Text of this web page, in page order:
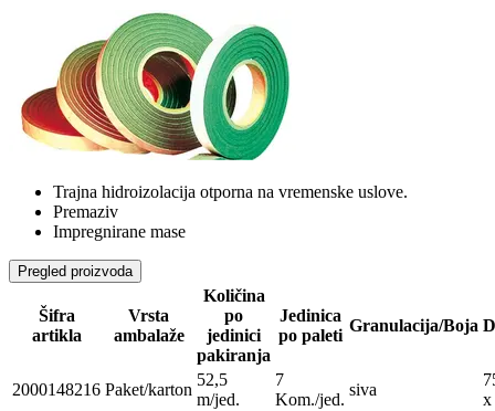
Trajna hidroizolacija otporna na vremenske uslove.
Premaziv
Impregnirane mase
Pregled proizvoda
Šifra
artikla
Vrsta
ambalaže
Količina
po
jedinici
pakiranja
Jedinica
po paleti
Granulacija/Boja
2000148216 Paket/karton
52,5
m/jed.
7
Kom./jed.
siva
x